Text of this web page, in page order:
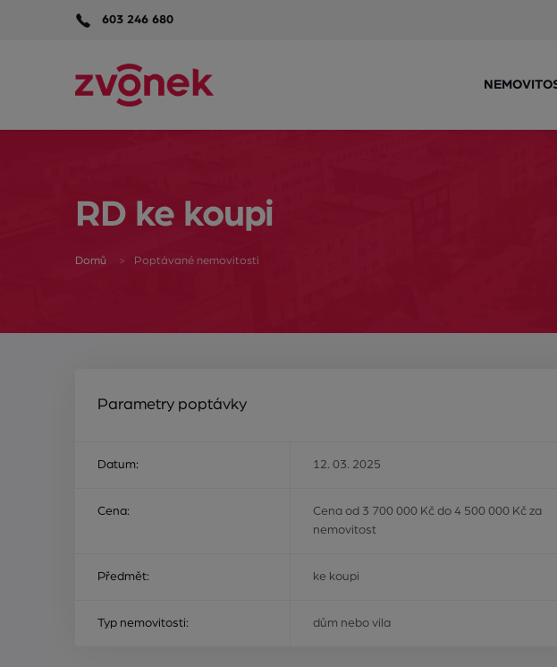
603 246 680
RD ke koupi
Domů Poptávané nemovitosti
Parametry poptávky
Datum: 12. 03. 2025
Cena:
Cena od 3 700 000 Kč do 4 500 000 Kč za
nemovitost
Předmět: ke koupi
Typ nemovitosti: dům nebo vila